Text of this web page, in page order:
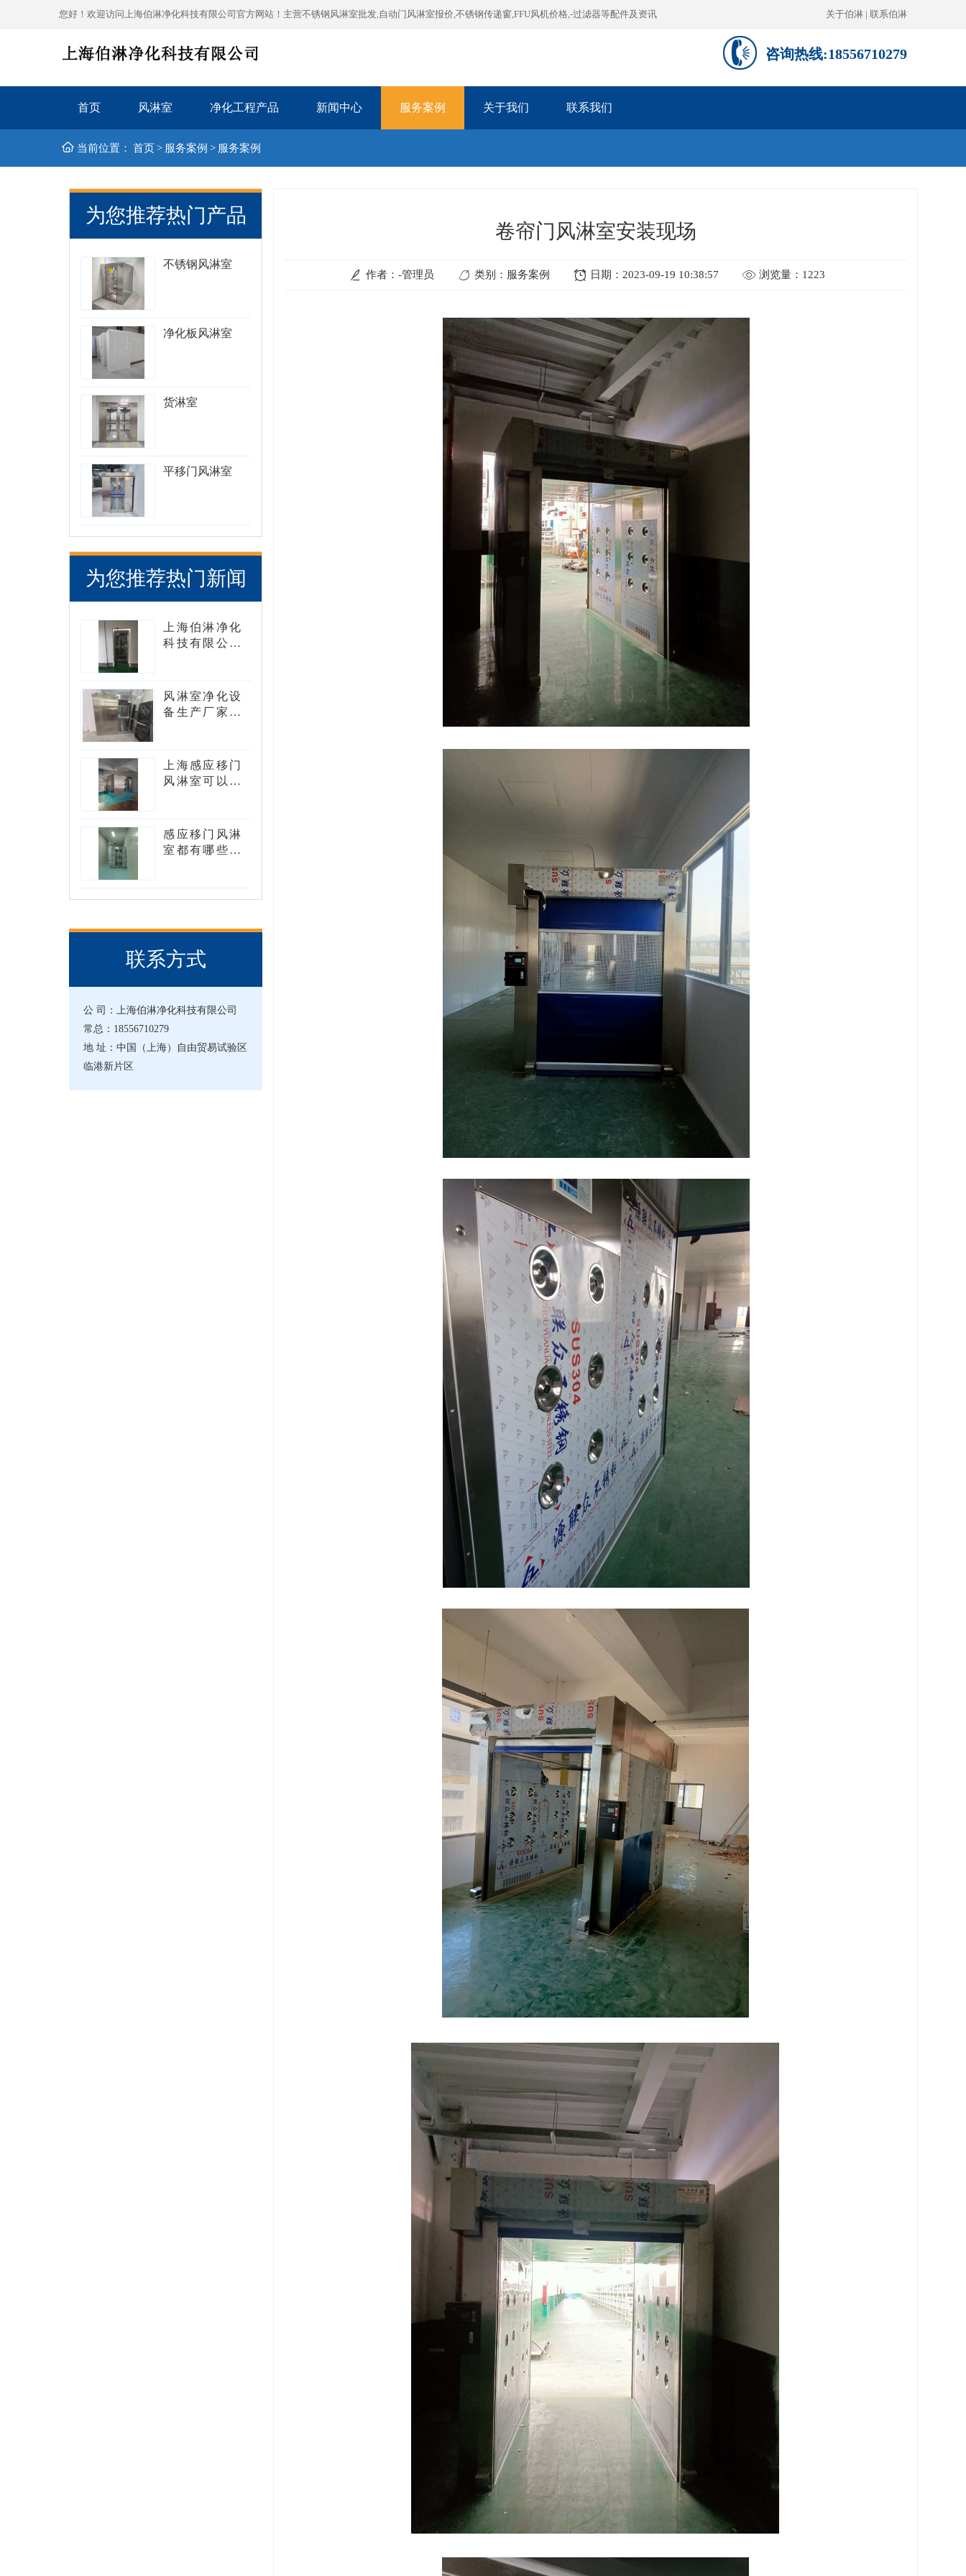
您好！欢迎访问上海伯淋净化科技有限公司官方网站！主营不锈钢风淋室批发,自动门风淋室报价,不锈钢传递窗,FFU风机价格,-过滤器等配件及资讯 关于伯淋 | 联系伯淋
咨询热线:18556710279
首页 风淋室 净化工程产品 新闻中心 服务案例 关于我们 联系我们
当前位置： 首页> 服务案例 > 服务案例
为您推荐热门产品
不锈钢风淋室
净化板风淋室
货淋室
平移门风淋室
为您推荐热门新闻
上海伯淋净化
科技有限公司
风淋室净化设
备生产厂家可
上海感应移门
风淋室可以设
感应移门风淋
室都有哪些核
联系方式
公 司：上海伯淋净化科技有限公司
常总：18556710279
地 址：中国（上海）自由贸易试验区
临港新片区
卷帘门风淋室安装现场
作者：-管理员 类别：服务案例 日期：2023-09-19 10:38:57 浏览量：1223